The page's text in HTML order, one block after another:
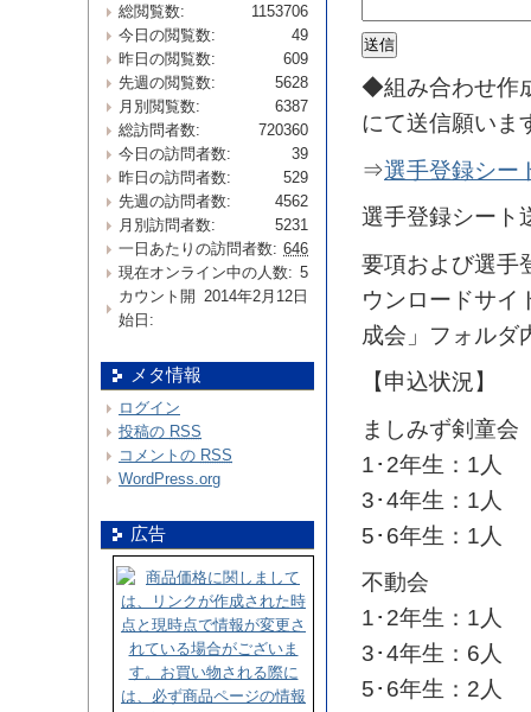
◆組み合わせ作
にて送信願い
⇒選手登録シー
選手登録シー
要項および選手
ウンロードサイ
成会」フォル
【申込状況】
ましみず剣童会
1･2年生：1人
3･4年生：1人
5･6年生：1人
不動会
1･2年生：1人
3･4年生：6人
5･6年生：2人
1153706
総閲覧数:
49
今日の閲覧数:
609
昨日の閲覧数:
5628
先週の閲覧数:
6387
月別閲覧数:
720360
総訪問者数:
39
今日の訪問者数:
529
昨日の訪問者数:
4562
先週の訪問者数:
5231
月別訪問者数:
646
一日あたりの訪問者数:
5
現在オンライン中の人数:
2014年2月12日
カウント開
始日:
メタ情報
ログイン
投稿の RSS
コメントの RSS
WordPress.org
広告